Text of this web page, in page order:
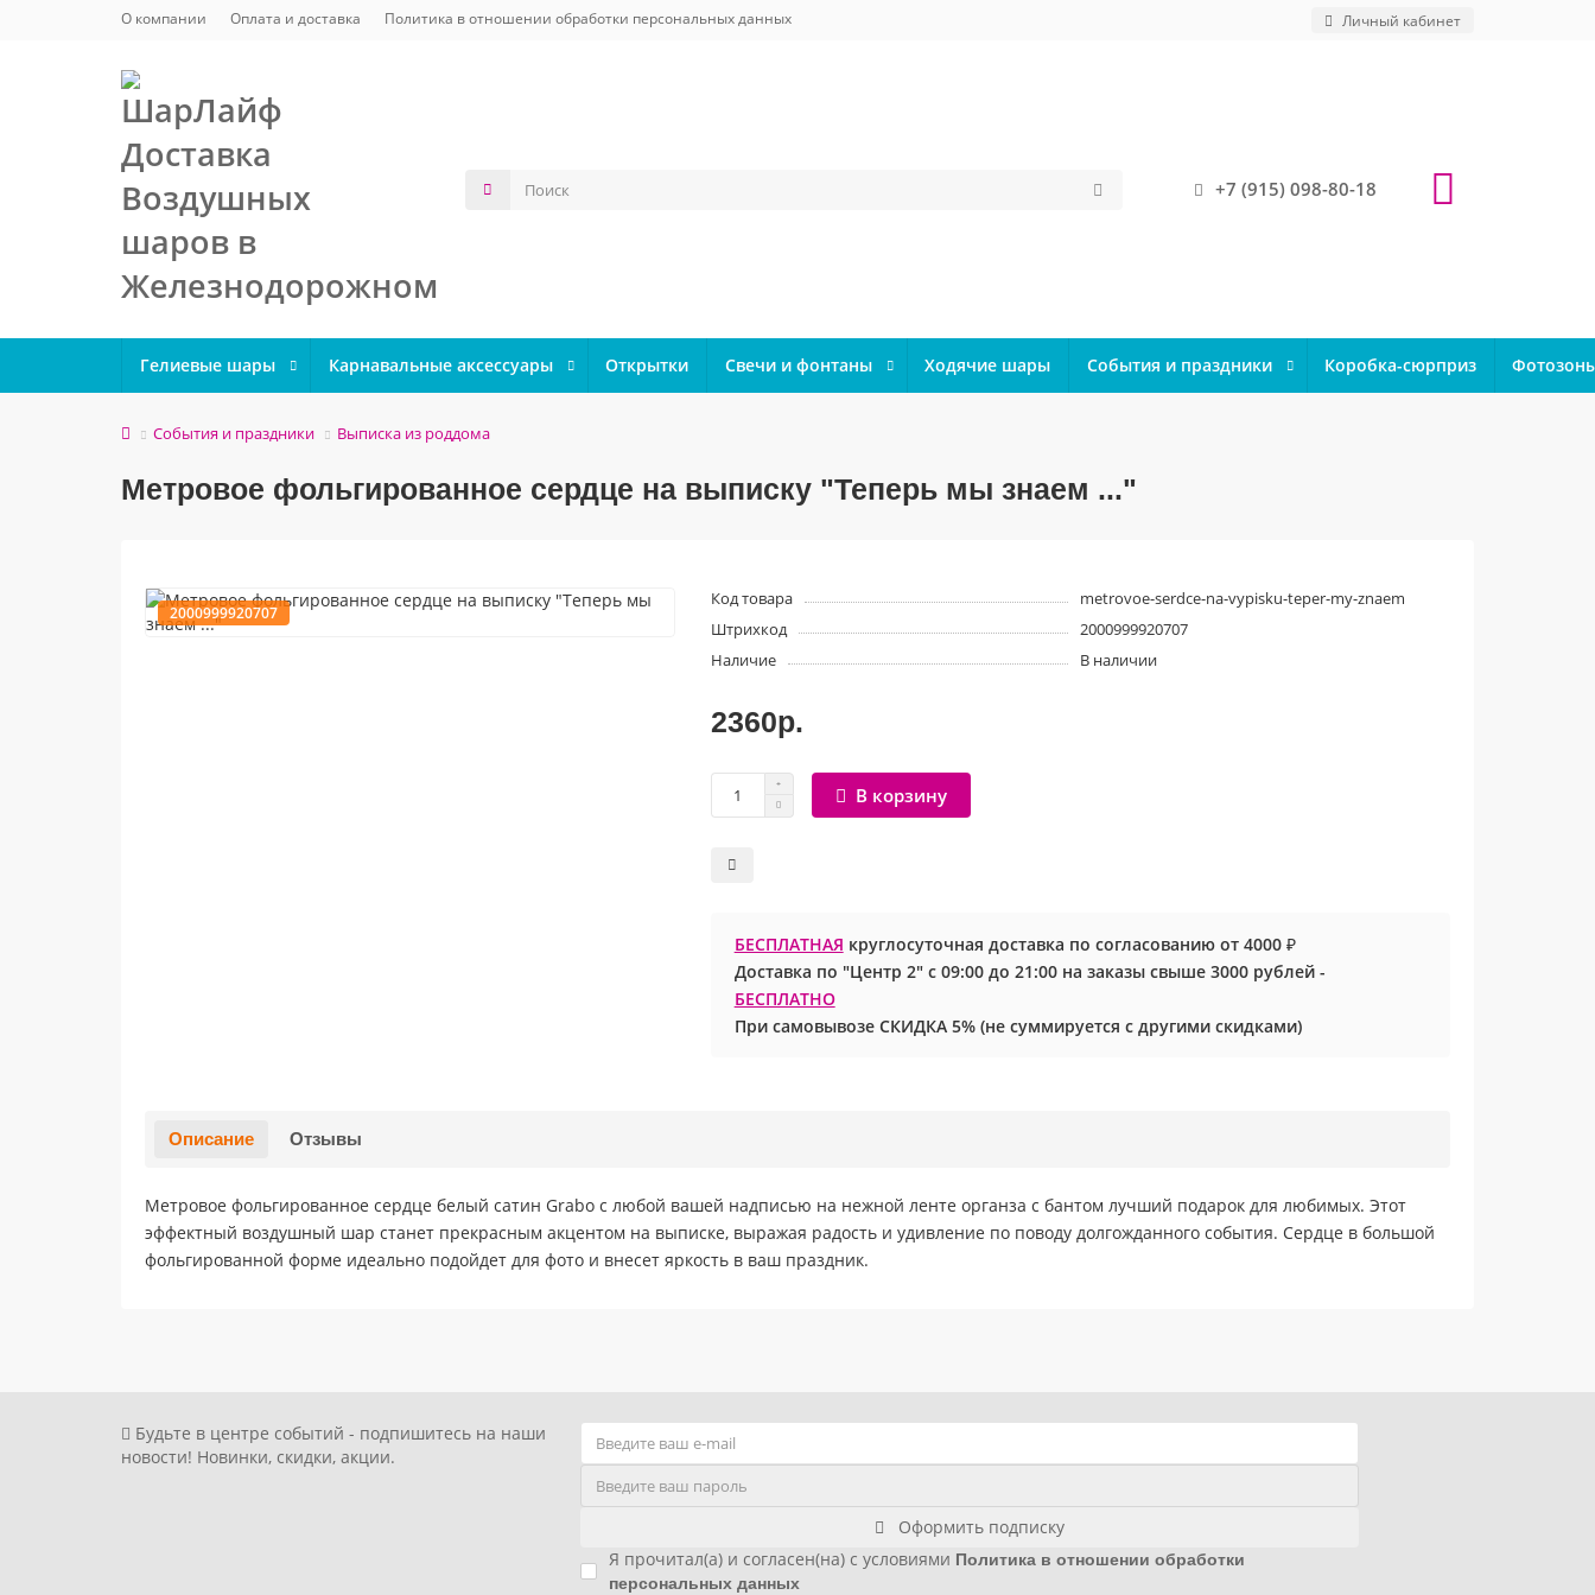
О компании Оплата и доставка Политика в отношении обработки персональных данных Личный кабинет
+7 (915) 098-80-18
Гелиевые шары Карнавальные аксессуары Открытки Свечи и фонтаны Ходячие шары События и праздники Коробка-сюрприз
События и праздники Выписка из роддома
Метровое фольгированное сердце на выписку "Теперь мы знаем ..."
2000999920707
Код товара
metrovoe-serdce-na-vypisku-teper-my-znaem
Штрихкод
2000999920707
Наличие
В наличии
2360р.
В корзину
БЕСПЛАТНАЯ круглосуточная доставка по согласованию от 4000 ₽
Доставка по "Центр 2" с 09:00 до 21:00 на заказы свыше 3000 рублей -
БЕСПЛАТНО
При самовывозе СКИДКА 5% (не суммируется с другими скидками)
Описание Отзывы
Метровое фольгированное сердце белый сатин Grabo с любой вашей надписью на нежной ленте органза с бантом лучший подарок для любимых. Этот
эффектный воздушный шар станет прекрасным акцентом на выписке, выражая радость и удивление по поводу долгожданного события. Сердце в большой
фольгированной форме идеально подойдет для фото и внесет яркость в ваш праздник.
Будьте в центре событий - подпишитесь на наши
новости! Новинки, скидки, акции.
Оформить подписку
Я прочитал(а) и согласен(на) с условиями Политика в отношении обработки
персональных данных